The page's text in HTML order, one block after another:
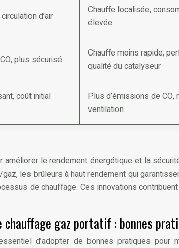
d’air
Chauffe localisée,
élevée
plus sécurisé
Chauffe moins rapide,
qualité du catalyseur
coût initial
Plus d’émissions de
ventilation
le rendement énergétique et la
les brûleurs à haut rendement qui
de chauffage. Ces innovations
gaz portatif : bonnes
d’adopter de bonnes pratiques pour